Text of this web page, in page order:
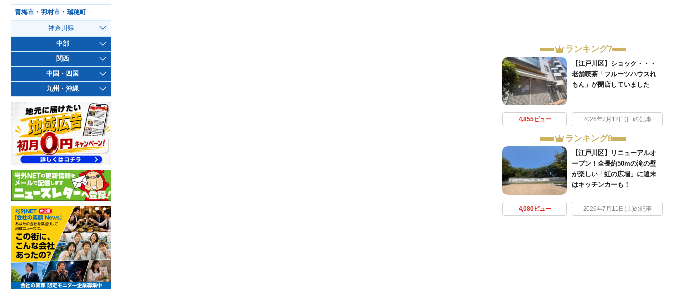
ランキング7
【江戸川区】ショック・・・
老舗喫茶「フルーツハウスれ
もん」が閉店していました
4,855ビュー 2026年7月12日(日)の記事
ランキング8
【江戸川区】リニューアルオ
ープン！全長約50mの滝の壁
が楽しい「虹の広場」に週末
はキッチンカーも！
4,080ビュー 2026年7月11日(土)の記事
青梅市・羽村市・瑞穂町
神奈川県
中部
関西
中国・四国
九州・沖縄